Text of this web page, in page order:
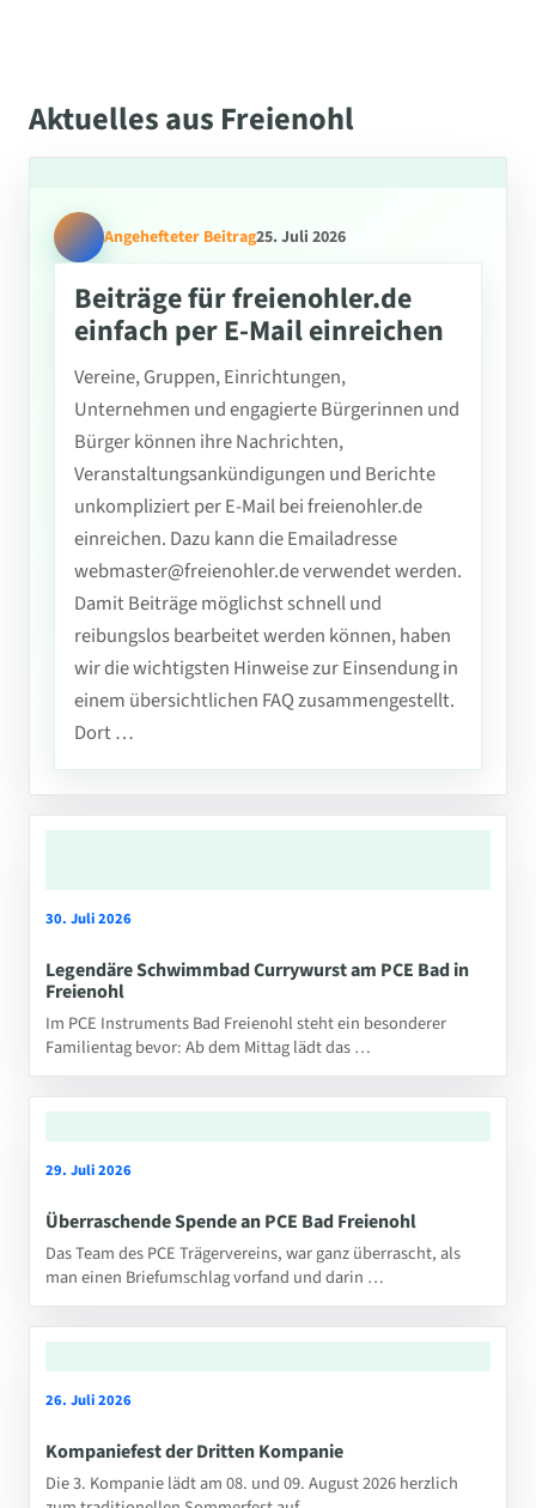
Aktuelles aus Freienohl
Angehefteter Beitrag25. Juli 2026
Beiträge für freienohler.de
einfach per E-Mail einreichen
Vereine, Gruppen, Einrichtungen,
Unternehmen und engagierte Bürgerinnen und
Bürger können ihre Nachrichten,
Veranstaltungsankündigungen und Berichte
unkompliziert per E-Mail bei freienohler.de
einreichen. Dazu kann die Emailadresse
webmaster@freienohler.de verwendet werden.
Damit Beiträge möglichst schnell und
reibungslos bearbeitet werden können, haben
wir die wichtigsten Hinweise zur Einsendung in
einem übersichtlichen FAQ zusammengestellt.
Dort …
30. Juli 2026
Legendäre Schwimmbad Currywurst am PCE Bad in
Freienohl
Im PCE Instruments Bad Freienohl steht ein besonderer
Familientag bevor: Ab dem Mittag lädt das …
29. Juli 2026
Überraschende Spende an PCE Bad Freienohl
Das Team des PCE Trägervereins, war ganz überrascht, als
man einen Briefumschlag vorfand und darin …
26. Juli 2026
Kompaniefest der Dritten Kompanie
Die 3. Kompanie lädt am 08. und 09. August 2026 herzlich